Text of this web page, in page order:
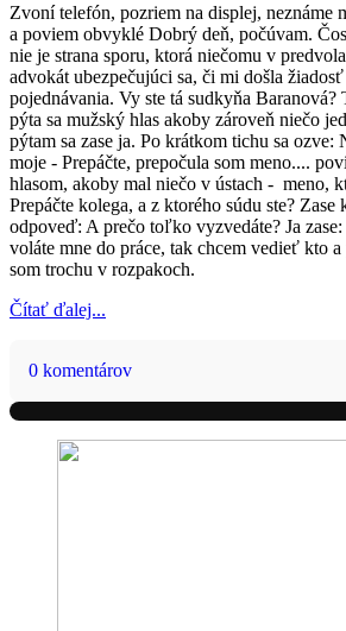
Zvoní telefón, pozriem na displej, neznáme
a poviem obvyklé Dobrý deň, počúvam.
nie je strana sporu, ktorá niečomu v
advokát ubezpečujúci sa, či mi došla
pojednávania. Vy ste tá sudkyňa Baranová?
pýta sa mužský hlas akoby zároveň niečo
pýtam sa zase ja. Po krátkom tichu sa ozve:
moje - Prepáčte, prepočula som meno....
hlasom, akoby mal niečo v ústach - meno,
Prepáčte kolega, a z ktorého súdu ste? Zase
odpoveď: A prečo toľko vyzvedáte? Ja
voláte mne do práce, tak chcem vedieť kto
som trochu v rozpakoch.
Čítať ďalej...
0 komentárov